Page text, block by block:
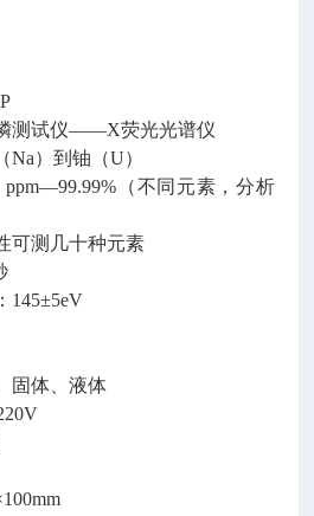
测试仪——X荧光光谱仪
）到铀（U）
（不同元素，分析
可测几十种元素
145±5eV
固体、液体